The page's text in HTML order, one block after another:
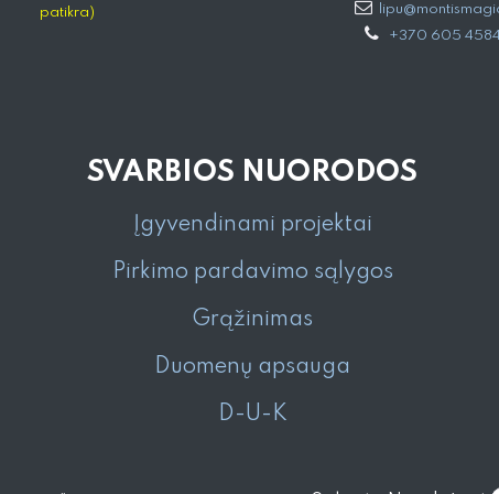
patikra)
+370 605
SVARBIOS NUORODOS
Įgyvendinami projektai
Pirkimo pardavimo sąlygos
Grąžinimas
Duomenų apsauga
D-U-K